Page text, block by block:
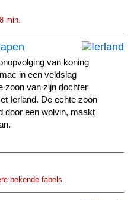
min.
van koning
in een veldslag
zoon van zijn dochter
Ierland. De echte zoon
door een wolvin, maakt
bekende fabels.